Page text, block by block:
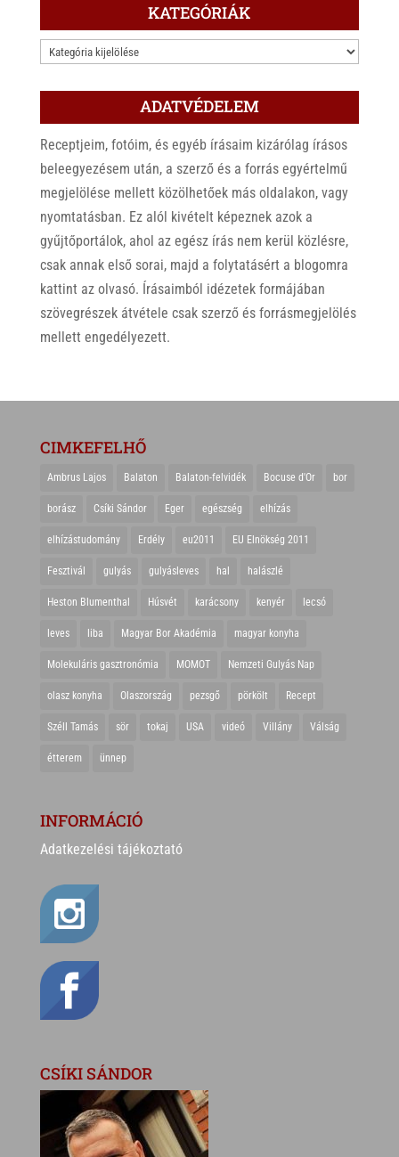
KATEGÓRIÁK
KATEGÓRIÁK
ADATVÉDELEM
Receptjeim, fotóim, és egyéb írásaim kizárólag írásos
beleegyezésem után, a szerző és a forrás egyértelmű
megjelölése mellett közölhetőek más oldalakon, vagy
nyomtatásban. Ez alól kivételt képeznek azok a
gyűjtőportálok, ahol az egész írás nem kerül közlésre,
csak annak első sorai, majd a folytatásért a blogomra
kattint az olvasó. Írásaimból idézetek formájában
szövegrészek átvétele csak szerző és forrásmegjelölés
mellett engedélyezett.
CIMKEFELHŐ
Ambrus Lajos Balaton Balaton-felvidék Bocuse d'Or bor
borász Csíki Sándor Eger egészség elhízás
elhízástudomány Erdély eu2011 EU Elnökség 2011
Fesztivál gulyás gulyásleves hal halászlé
Heston Blumenthal Húsvét karácsony kenyér lecsó
leves liba Magyar Bor Akadémia magyar konyha
Molekuláris gasztronómia MOMOT Nemzeti Gulyás Nap
olasz konyha Olaszország pezsgő pörkölt Recept
Széll Tamás sör tokaj USA videó Villány Válság
étterem ünnep
INFORMÁCIÓ
Adatkezelési tájékoztató
CSÍKI SÁNDOR